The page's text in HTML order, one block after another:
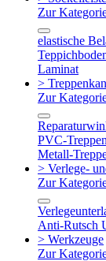
Zur
elastische
Laminat
>
Zur
PVC-
Metall-
> Verlege-
Zur
Anti-Rutsch
> Werkzeuge
Zur